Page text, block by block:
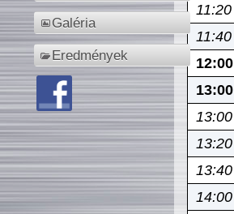
Galéria
Eredmények
11:20
11:40
12:00
13:00
13:00
13:20
13:40
14:00